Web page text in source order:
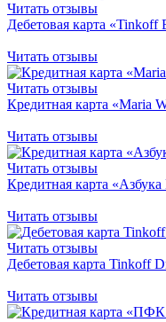
Читать отзывы
Дебетовая карта
Читать отзывы
Читать отзывы
Кредитная карта «Maria
Читать отзывы
Читать отзывы
Кредитная карта
Читать отзывы
Читать отзывы
Дебетовая карта Tinkoff
Читать отзывы